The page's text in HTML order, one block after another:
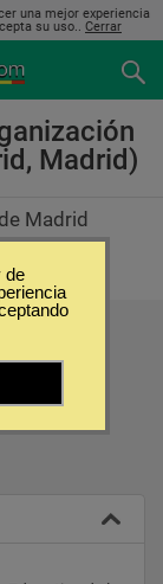
una mejor experiencia
su uso.. Cerrar
Madrid)
Madrid
de